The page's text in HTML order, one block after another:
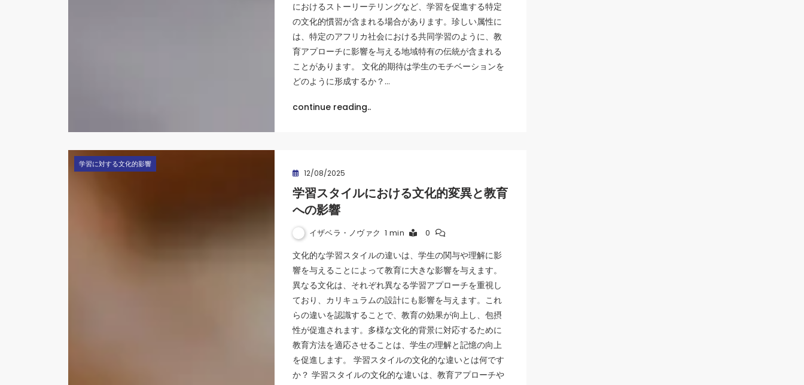
におけるストーリーテリングなど、学習を促進する特定
の文化的慣習が含まれる場合があります。珍しい属性に
は、特定のアフリカ社会における共同学習のように、教
育アプローチに影響を与える地域特有の伝統が含まれる
ことがあります。 文化的期待は学生のモチベーションを
どのように形成するか？…
continue reading..
学習に対する文化的影響
12/08/2025
学習スタイルにおける文化的変異と教育
への影響
イザベラ・ノヴァク 1 min 0
文化的な学習スタイルの違いは、学生の関与や理解に影
響を与えることによって教育に大きな影響を与えます。
異なる文化は、それぞれ異なる学習アプローチを重視し
ており、カリキュラムの設計にも影響を与えます。これ
らの違いを認識することで、教育の効果が向上し、包摂
性が促進されます。多様な文化的背景に対応するために
教育方法を適応させることは、学生の理解と記憶の向上
を促進します。 学習スタイルの文化的な違いとは何です
か？ 学習スタイルの文化的な違いは、教育アプローチや